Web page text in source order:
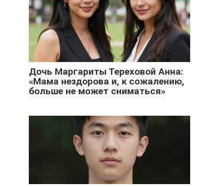
Дочь Маргариты Тереховой Анна:
«Мама нездорова и, к сожалению,
больше не может сниматься»